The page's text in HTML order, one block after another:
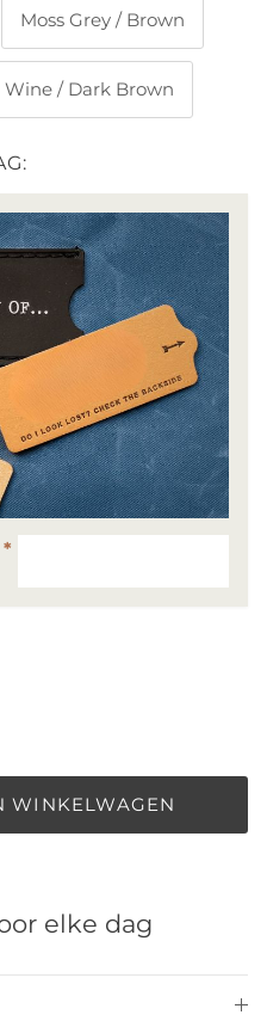
Moss Grey / Brown
Wine / Dark Brown
*
WINKELWAGEN
elke dag